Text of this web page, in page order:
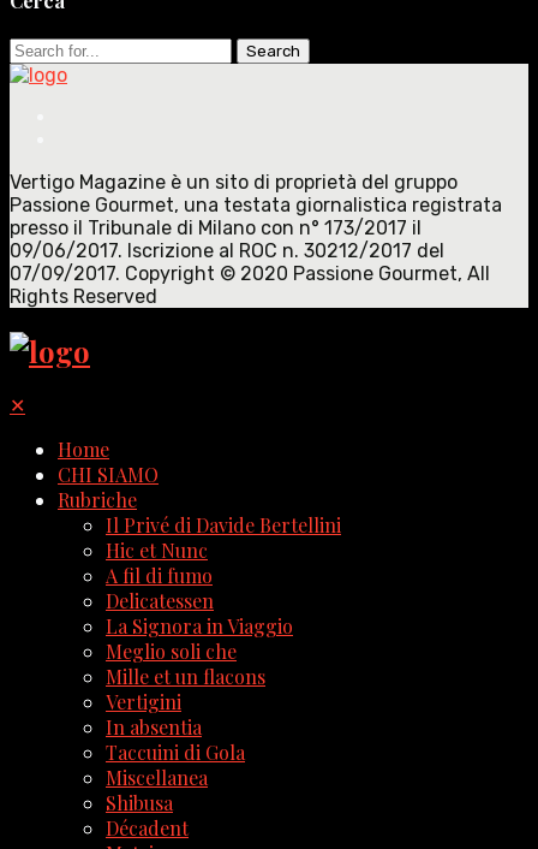
Search
for:
Vertigo Magazine è un sito di proprietà del gruppo
Passione Gourmet, una testata giornalistica registrata
presso il Tribunale di Milano con n° 173/2017 il
09/06/2017. Iscrizione al ROC n. 30212/2017 del
07/09/2017. Copyright © 2020 Passione Gourmet, All
Rights Reserved
✕
Home
CHI SIAMO
Rubriche
Il Privé di Davide Bertellini
Hic et Nunc
A fil di fumo
Delicatessen
La Signora in Viaggio
Meglio soli che
Mille et un flacons
Vertigini
In absentia
Taccuini di Gola
Miscellanea
Shibusa
Décadent